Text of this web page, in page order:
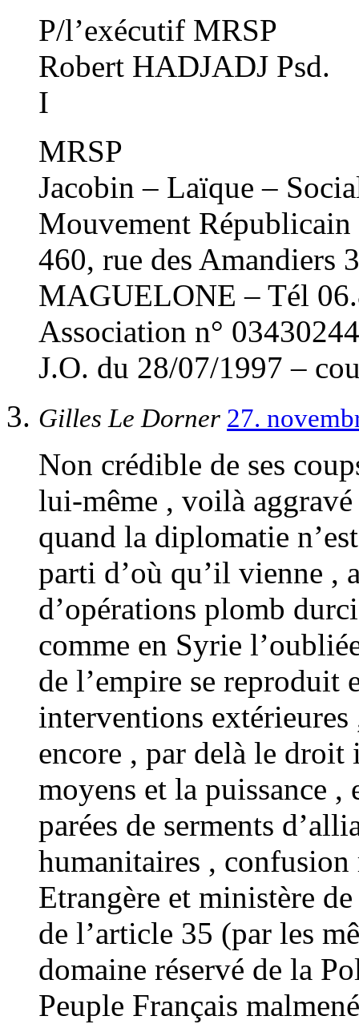
P/l’exécutif MRSP
Robert HADJADJ Psd.
I
MRSP
Jacobin – Laïque –
Mouvement
460, rue des
MAGUELONE – Tél
Association n°
J.O. du 28/07/1997 –
Gilles Le Dorner 27.
Non crédible de ses
lui-même , voilà
quand la diplomatie
parti d’où qu’il vienne ,
d’opérations plomb
comme en Syrie
de l’empire se reproduit
interventions
encore , par delà le
moyens et la puissance ,
parées de serments
humanitaires ,
Etrangère et ministère
de l’article 35 (par les
domaine réservé de la
Peuple Français